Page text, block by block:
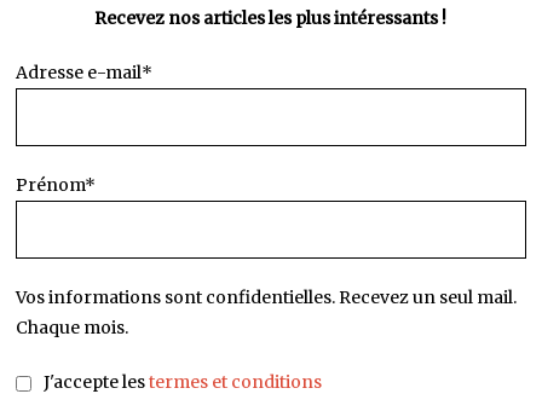
Recevez nos articles les plus intéressants !
Adresse e-mail*
Prénom*
Vos informations sont confidentielles. Recevez un seul mail.
Chaque mois.
J'accepte lestermes et conditions